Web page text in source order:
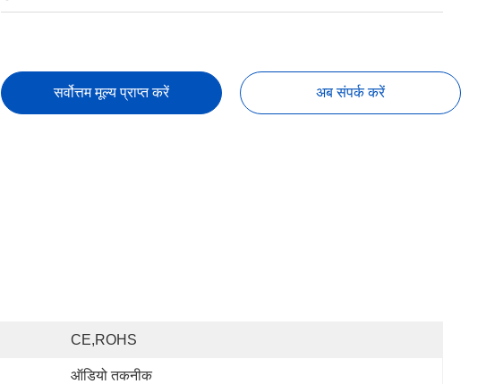
सर्वोत्तम मूल्य प्राप्त करें अब संपर्क करें
CE,ROHS
ऑडियो तकनीक